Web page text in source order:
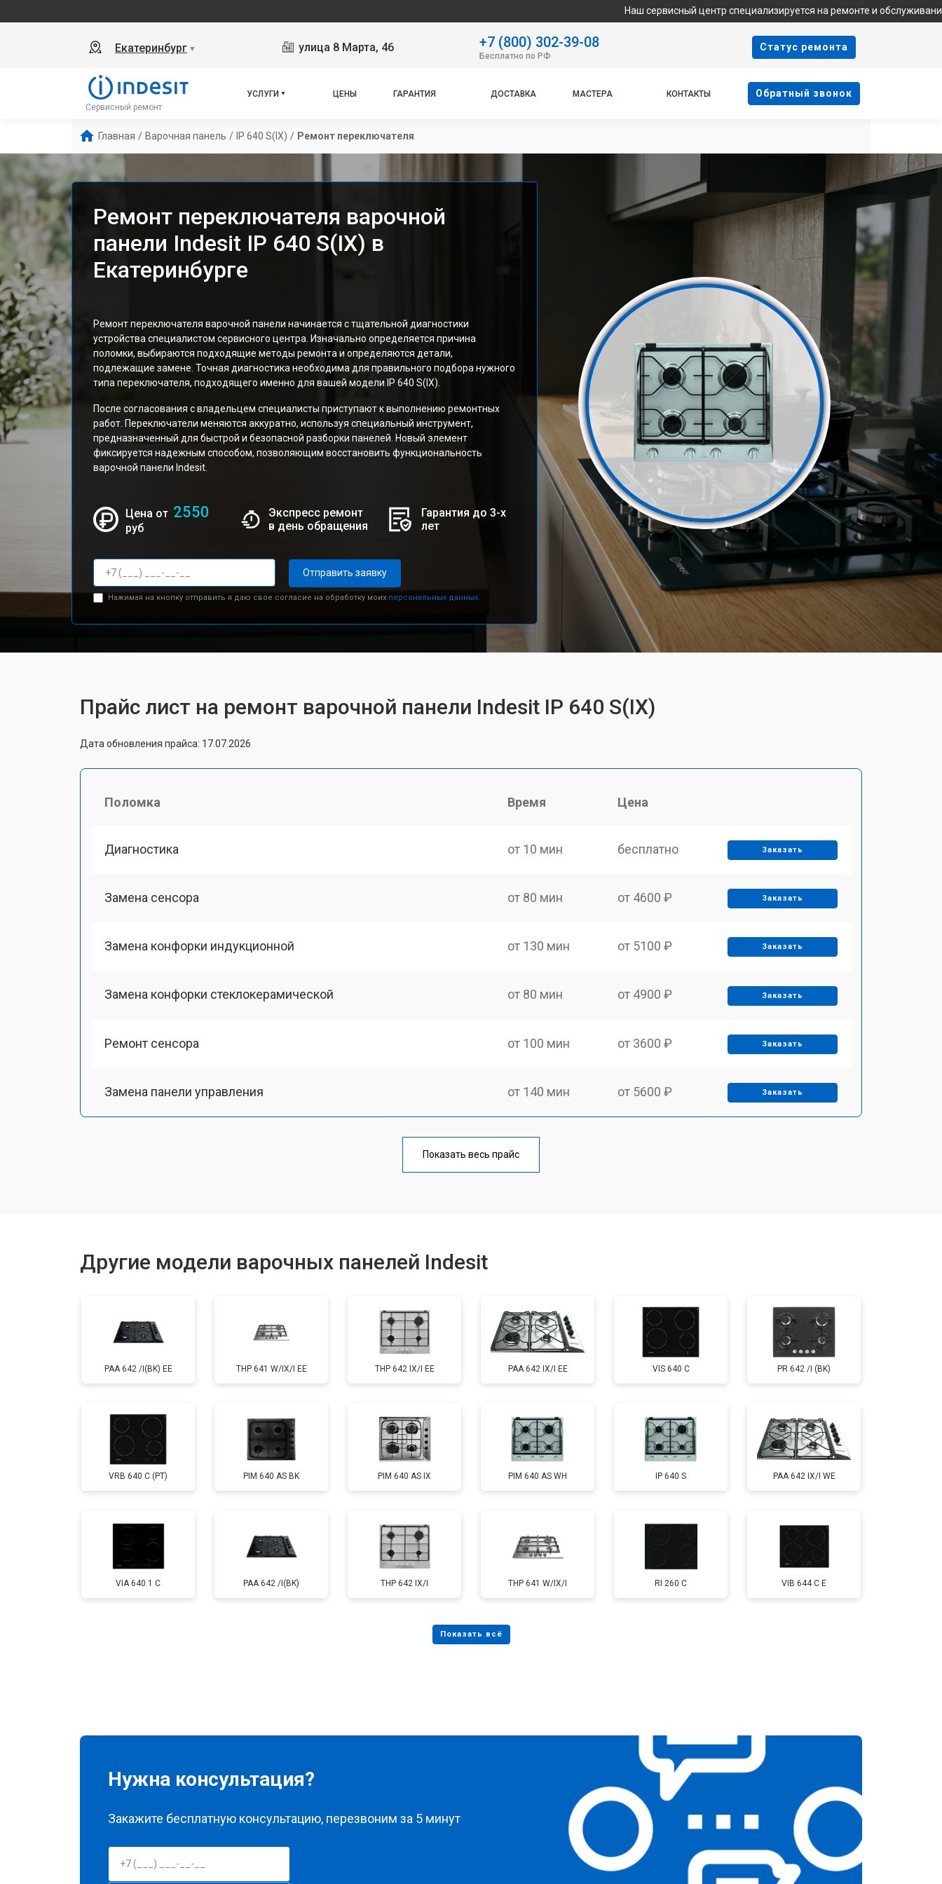
Наш сервисный центр специализируется на ремонте и обслуживании
Екатеринбург ▼ улица 8 Марта, 46 +7 (800) 302-39-08
Бесплатно по РФ
Cтатус ремонта
Сервисный ремонт
УСЛУГИ ЦЕНЫ ГАРАНТИЯ ДОСТАВКА МАСТЕРА КОНТАКТЫ Oбратный звонок
Главная / Варочная панель / IP 640 S(IX) / Ремонт переключателя
Ремонт переключателя варочной
панели Indesit IP 640 S(IX) в
Екатеринбурге
Ремонт переключателя варочной панели начинается с тщательной диагностики
устройства специалистом сервисного центра. Изначально определяется причина
поломки, выбираются подходящие методы ремонта и определяются детали,
подлежащие замене. Точная диагностика необходима для правильного подбора нужного
типа переключателя, подходящего именно для вашей модели IP 640 S(IX).
После согласования с владельцем специалисты приступают к выполнению ремонтных
работ. Переключатели меняются аккуратно, используя специальный инструмент,
предназначенный для быстрой и безопасной разборки панелей. Новый элемент
фиксируется надежным способом, позволяющим восстановить функциональность
варочной панели Indesit.
Цена от 2550
руб
Экспресс ремонт
в день обращения
Гарантия до 3-х
лет
Отправить заявку
Нажимая на кнопку отправить я даю свое согласие на обработку моих персональных данных.
Прайс лист на ремонт варочной панели Indesit IP 640 S(IX)
Дата обновления прайса: 17.07.2026
Поломка Время Цена
Диагностика от 10 мин бесплатно Заказать
Замена сенсора от 80 мин от 4600 ₽ Заказать
Замена конфорки индукционной от 130 мин от 5100 ₽ Заказать
Замена конфорки стеклокерамической от 80 мин от 4900 ₽ Заказать
Ремонт сенсора от 100 мин от 3600 ₽ Заказать
Замена панели управления от 140 мин от 5600 ₽ Заказать
от 100 мин
Показать весь прайс
Другие модели варочных панелей Indesit
PAA 642 /I(BK) EE THP 641 W/IX/I EE THP 642 IX/I EE PAA 642 IX/I EE VIS 640 C PR 642 /I (BK)
VRB 640 C (PT) PIM 640 AS BK PIM 640 AS IX PIM 640 AS WH IP 640 S PAA 642 IX/I WE
VIA 640.1 C PAA 642 /I(BK) THP 642 IX/I THP 641 W/IX/I RI 260 C VIB 644 C E
Нужна консультация?
Закажите бесплатную консультацию, перезвоним за 5 минут